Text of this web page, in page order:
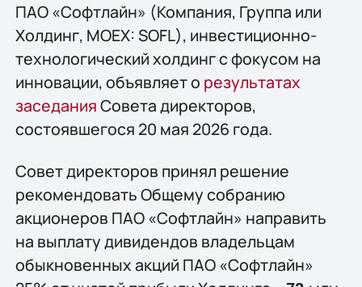
ПАО «Софтлайн» (Компания, Группа или
Холдинг, MOEX: SOFL), инвестиционно-
технологический холдинг с фокусом на
инновации, объявляет о результатах
заседанияСовета директоров,
состоявшегося 20 мая 2026 года.
Совет директоров принял решение
рекомендовать Общему собранию
акционеров ПАО «Софтлайн» направить
на выплату дивидендов владельцам
обыкновенных акций ПАО «Софтлайн»